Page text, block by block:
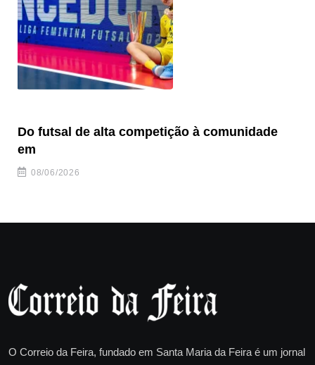
Do futsal de alta competição à comunidade
em
08/06/2026
O Correio da Feira, fundado em Santa Maria da Feira é um jornal